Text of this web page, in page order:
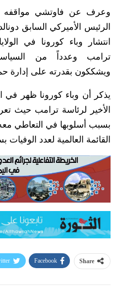
وعرف عن فاوتشي مواقفه
الرئيس الأميركي السابق
انتشار وباء كورونا في
ترامب وعدداً من
ويشككون بقدرته على إدارة
يذكر أن وباء كورونا ظهر في
الأخير لرئاسة ترامب حيث
بسبب أسلوبها في التعاطي
القائمة العالمية لعدد الوفيات
Share
Facebook